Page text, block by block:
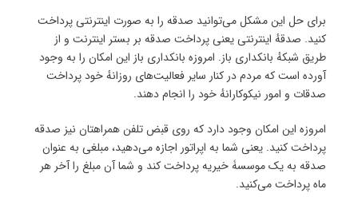
برای حل این مشکل می‌توانید صدقه را به صورت اینترنتی پرداخت
کنید. صدقهٔ اینترنتی یعنی پرداخت صدقه بر بستر اینترنت و از
طریق شبکهٔ بانکداری باز. امروزه بانکداری باز این امکان را به وجود
آورده است که مردم در کنار سایر فعالیت‌های روزانهٔ خود پرداخت
صدقات و امور نیکوکارانهٔ خود را انجام دهند.
امروزه این امکان وجود دارد که روی قبض تلفن همراهتان نیز صدقه
پرداخت کنید. یعنی شما به اپراتور اجازه می‌دهید، مبلغی به عنوان
صدقه به یک موسسۀ خیریه پرداخت کند و شما آن مبلغ را آخر هر
ماه پرداخت می‌کنید.